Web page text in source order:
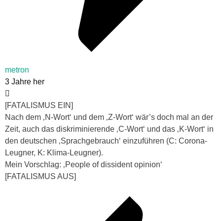
metron
3 Jahre her
[FATALISMUS EIN]
Nach dem ‚N-Wort‘ und dem ‚Z-Wort‘ wär’s doch mal an der
Zeit, auch das diskriminierende ‚C-Wort‘ und das ‚K-Wort‘ in
den deutschen ‚Sprachgebrauch‘ einzuführen (C: Corona-
Leugner, K: Klima-Leugner).
Mein Vorschlag: ‚People of dissident opinion‘
[FATALISMUS AUS]